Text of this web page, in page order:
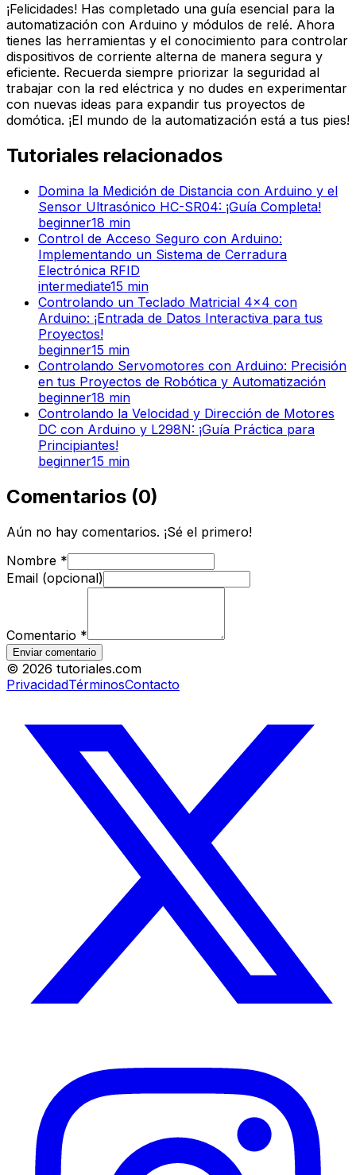
¡Felicidades! Has completado una guía esencial para la
automatización con Arduino y módulos de relé. Ahora
tienes las herramientas y el conocimiento para controlar
dispositivos de corriente alterna de manera segura y
eficiente. Recuerda siempre priorizar la seguridad al
trabajar con la red eléctrica y no dudes en experimentar
con nuevas ideas para expandir tus proyectos de
domótica. ¡El mundo de la automatización está a tus pies!
Tutoriales relacionados
Domina la Medición de Distancia con Arduino y el
Sensor Ultrasónico HC-SR04: ¡Guía Completa!
beginner18 min
Control de Acceso Seguro con Arduino:
Implementando un Sistema de Cerradura
Electrónica RFID
intermediate15 min
Controlando un Teclado Matricial 4x4 con
Arduino: ¡Entrada de Datos Interactiva para tus
Proyectos!
beginner15 min
Controlando Servomotores con Arduino: Precisión
en tus Proyectos de Robótica y Automatización
beginner18 min
Controlando la Velocidad y Dirección de Motores
DC con Arduino y L298N: ¡Guía Práctica para
Principiantes!
beginner15 min
Comentarios (0)
Aún no hay comentarios. ¡Sé el primero!
Nombre *
Email (opcional)
Comentario *
Enviar comentario
© 2026 tutoriales.com
PrivacidadTérminosContacto